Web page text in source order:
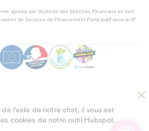
agréée par l'Autorité des Marchés Financiers en tant
de Services de Financement Participatif sous le N°
l’aide de notre chat, il vous est
cookies de notre outil Hubspot.